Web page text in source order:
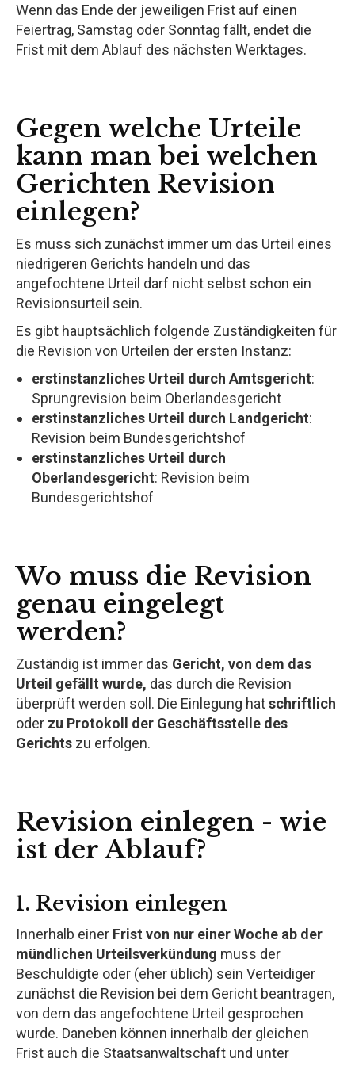
Wenn das Ende der jeweiligen Frist auf einen
Feiertrag, Samstag oder Sonntag fällt, endet die
Frist mit dem Ablauf des nächsten Werktages.
Gegen welche Urteile
kann man bei welchen
Gerichten Revision
einlegen?
Es muss sich zunächst immer um das Urteil eines
niedrigeren Gerichts handeln und das
angefochtene Urteil darf nicht selbst schon ein
Revisionsurteil sein.
Es gibt hauptsächlich folgende Zuständigkeiten für
die Revision von Urteilen der ersten Instanz:
erstinstanzliches Urteil durch Amtsgericht:
Sprungrevision beim Oberlandesgericht
erstinstanzliches Urteil durch Landgericht:
Revision beim Bundesgerichtshof
erstinstanzliches Urteil durch
Oberlandesgericht: Revision beim
Bundesgerichtshof
Wo muss die Revision
genau eingelegt
werden?
Zuständig ist immer das Gericht, von dem das
Urteil gefällt wurde, das durch die Revision
überprüft werden soll. Die Einlegung hatschriftlich
oder zu Protokoll der Geschäftsstelle des
Gerichts zu erfolgen.
Revision einlegen - wie
ist der Ablauf?
1. Revision einlegen
Innerhalb einer Frist von nur einer Woche ab der
mündlichen Urteilsverkündung muss der
Beschuldigte oder (eher üblich) sein Verteidiger
zunächst die Revision bei dem Gericht beantragen,
von dem das angefochtene Urteil gesprochen
wurde. Daneben können innerhalb der gleichen
Frist auch die Staatsanwaltschaft und unter